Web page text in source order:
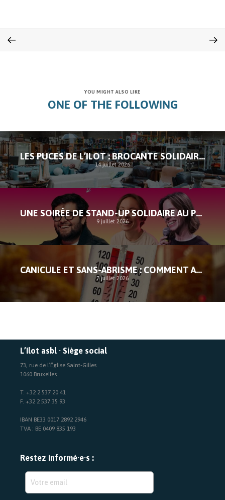
YOU MIGHT ALSO LIKE
ONE OF THE FOLLOWING
LES PUCES DE L’ILOT : BROCANTE SOLIDAIRE À SAINT-GILLES
14 juillet 2026
UNE SOIRÉE DE STAND-UP SOLIDAIRE AU PROFIT DE L’ILOT
9 juillet 2026
CANICULE ET SANS-ABRISME : COMMENT AGIR FACE À L’URGENCE
7 juillet 2026
L’Ilot asbl · Siège social
73, rue de l’Église Saint-Gilles
1060 Bruxelles
T. +32 2 537 20 41
F. +32 2 537 35 93
IBAN BE33 0017 2892 2946
TVA : BE 0409 835 193
Restez informé·e·s :